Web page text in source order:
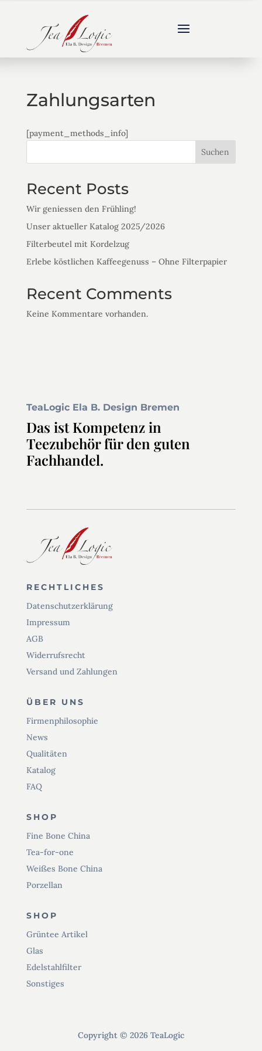
Zahlungsarten
[payment_methods_info]
Suchen
Recent Posts
Wir geniessen den Frühling!
Unser aktueller Katalog 2025/2026
Filterbeutel mit Kordelzug
Erlebe köstlichen Kaffeegenuss – Ohne Filterpapier
Recent Comments
Keine Kommentare vorhanden.
TeaLogic Ela B. Design Bremen
Das ist Kompetenz in
Teezubehör für den guten
Fachhandel.
RECHTLICHES
Datenschutzerklärung
Impressum
AGB
Widerrufsrecht
Versand und Zahlungen
ÜBER UNS
Firmenphilosophie
News
Qualitäten
Katalog
FAQ
SHOP
Fine Bone China
Tea-for-one
Weißes Bone China
Porzellan
SHOP
Grüntee Artikel
Glas
Edelstahlfilter
Sonstiges
Copyright © 2026 TeaLogic